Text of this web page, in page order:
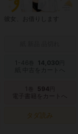
彼女、お借りします
1-46 14,030
紙 中古をカートへ
1 巻 594
電子書籍をカートへ
タダ読み